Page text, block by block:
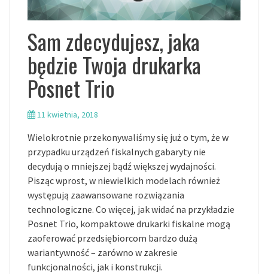
Sam zdecydujesz, jaka
będzie Twoja drukarka
Posnet Trio
11 kwietnia, 2018
Wielokrotnie przekonywaliśmy się już o tym, że w
przypadku urządzeń fiskalnych gabaryty nie
decydują o mniejszej bądź większej wydajności.
Pisząc wprost, w niewielkich modelach również
występują zaawansowane rozwiązania
technologiczne. Co więcej, jak widać na przykładzie
Posnet Trio, kompaktowe drukarki fiskalne mogą
zaoferować przedsiębiorcom bardzo dużą
wariantywność – zarówno w zakresie
funkcjonalności, jak i konstrukcji.